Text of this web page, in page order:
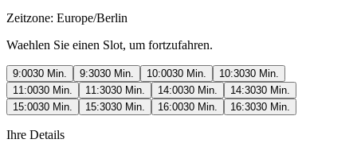
Zeitzone: Europe/Berlin
Waehlen Sie einen Slot, um fortzufahren.
9:0030 Min. 9:3030 Min. 10:0030 Min. 10:3030 Min.
11:0030 Min. 11:3030 Min. 14:0030 Min. 14:3030 Min.
15:0030 Min. 15:3030 Min. 16:0030 Min. 16:3030 Min.
Ihre Details